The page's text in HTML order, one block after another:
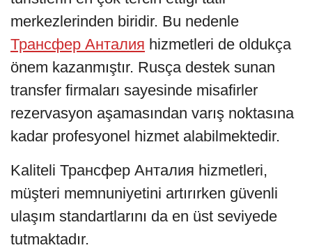
merkezlerinden biridir. Bu nedenle
Трансфер Анталия hizmetleri de oldukça
önem kazanmıştır. Rusça destek sunan
transfer firmaları sayesinde misafirler
rezervasyon aşamasından varış noktasına
kadar profesyonel hizmet alabilmektedir.
Kaliteli Трансфер Анталия hizmetleri,
müşteri memnuniyetini artırırken güvenli
ulaşım standartlarını da en üst seviyede
tutmaktadır.